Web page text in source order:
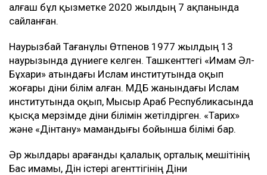
алғаш бұл қызметке 2020 жылдың 7 ақпанында
сайланған.
Наурызбай Тағанұлы Өтпенов 1977 жылдың 13
наурызында дүниеге келген. Ташкенттегі «Имам Әл-
Бұхари» атындағы Ислам институтында оқып
жоғары діни білім алған. ҚМДБ жанындағы Ислам
институтында оқып, Мысыр Араб Республикасында
қысқа мерзімде діни білімін жетілдірген. «Тарих»
және «Дінтану» мамандығы бойынша білімі бар.
Әр жылдары Қарағанды қалалық орталық мешітінің
Бас имамы, Дін істері агенттігінің Діни